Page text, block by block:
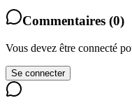
Commentaires (0)
Vous devez être connecté
Se connecter